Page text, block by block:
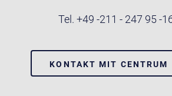
Tel. +49 -211 - 247 95 -
KONTAKT MIT CENTRUM